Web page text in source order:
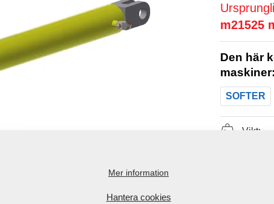
m21525
Den här
maskiner:
SOFTER
Vikt:
Mer information
Hantera cookies